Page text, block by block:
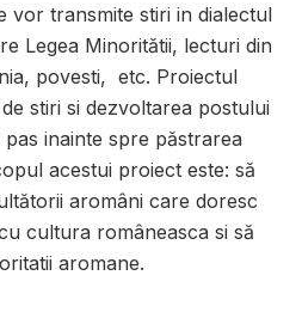
vor transmite stiri in dialectul
Legea Minoritătii, lecturi din
povesti, etc. Proiectul
stiri si dezvoltarea postului
inainte spre păstrarea
acestui proiect este: să
aromâni care doresc
cultura româneasca si să
aromane.